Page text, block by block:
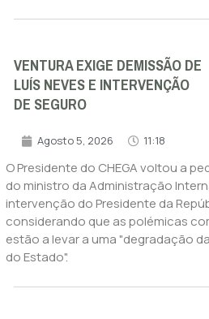
VENTURA EXIGE DEMISSÃO DE
LUÍS NEVES E INTERVENÇÃO
DE SEGURO
Agosto 5, 2026 11:18
O Presidente do CHEGA voltou a
do ministro da Administração
intervenção do Presidente da
considerando que as polémicas
estão a levar a uma "degradação
do Estado".